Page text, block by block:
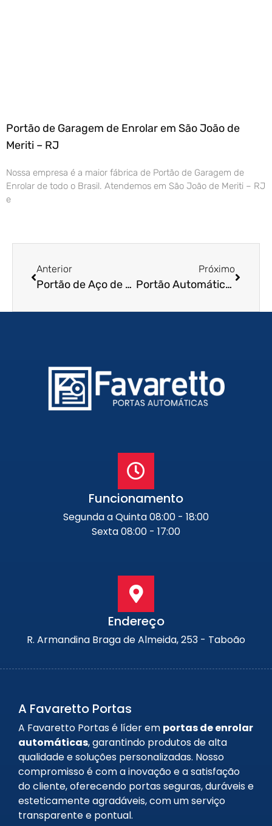
Portão de Garagem de Enrolar em São João de
Meriti – RJ
Nossa empresa é a maior fábrica de Portão de Garagem de
Enrolar de todo o Brasil. Atendemos em São João de Meriti – RJ
e
Anterior
Portão de Aço de Enrolar em Jaú – SP
Próximo
Portão Automático de Enrolar em Natal – RN
Funcionamento
Segunda a Quinta 08:00 - 18:00
Sexta 08:00 - 17:00
Endereço
R. Armandina Braga de Almeida, 253 - Taboão
A Favaretto Portas
A Favaretto Portas é líder em portas de enrolar
automáticas, garantindo produtos de alta
qualidade e soluções personalizadas. Nosso
compromisso é com a inovação e a satisfação
do cliente, oferecendo portas seguras, duráveis e
esteticamente agradáveis, com um serviço
transparente e pontual.